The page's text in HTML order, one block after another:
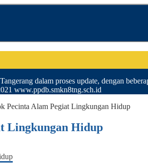
dalam proses update, dengan
www.ppdb.smkn8tng.sch.id
Pecinta Alam Pegiat Lingkungan Hidup
Lingkungan Hidup